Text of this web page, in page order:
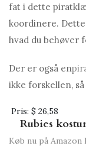
fat i dette
koordinere.
hvad du behøver
Der er også en
ikke forskellen,
Pris: $ 26,58
Rubies
Køb nu på Amazon